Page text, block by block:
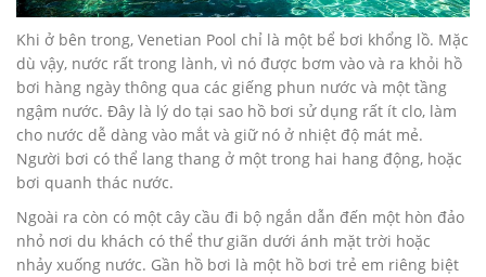
Khi ở bên trong, Venetian Pool chỉ là một bể bơi khổng lồ. Mặc
dù vậy, nước rất trong lành, vì nó được bơm vào và ra khỏi hồ
bơi hàng ngày thông qua các giếng phun nước và một tầng
ngậm nước. Đây là lý do tại sao hồ bơi sử dụng rất ít clo, làm
cho nước dễ dàng vào mắt và giữ nó ở nhiệt độ mát mẻ.
Người bơi có thể lang thang ở một trong hai hang động, hoặc
bơi quanh thác nước.
Ngoài ra còn có một cây cầu đi bộ ngắn dẫn đến một hòn đảo
nhỏ nơi du khách có thể thư giãn dưới ánh mặt trời hoặc
nhảy xuống nước. Gần hồ bơi là một hồ bơi trẻ em riêng biệt